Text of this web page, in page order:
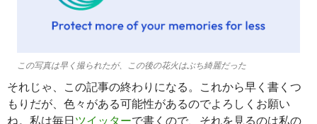
この写真は早く撮られたが、この後の花火はぶち綺麗だった
それじゃ、この記事の終わりになる。これから早く書くつ
もりだが、色々がある可能性があるのでよろしくお願い
ね。私は毎日ツイッターで書くので、それを見るのは私の